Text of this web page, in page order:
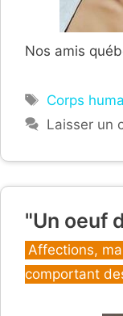
Nos amis
Étiquettes
Corps
Laisser un
"Un oeuf
Catégories
Affections,
comportant